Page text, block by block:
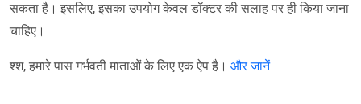
सकता है। इसलिए, इसका उपयोग केवल डॉक्टर की सलाह पर ही किया जाना
चाहिए।
श्श, हमारे पास गर्भवती माताओं के लिए एक ऐप है। और जानें